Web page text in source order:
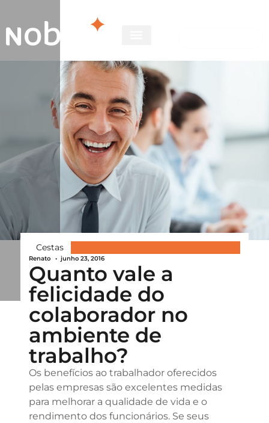
Cestas
Renato • junho 23, 2016
Quanto vale a
felicidade do
colaborador no
ambiente de
trabalho?
Os benefícios ao trabalhador oferecidos
pelas empresas são excelentes medidas
para melhorar a qualidade de vida e o
rendimento dos funcionários. Se seus